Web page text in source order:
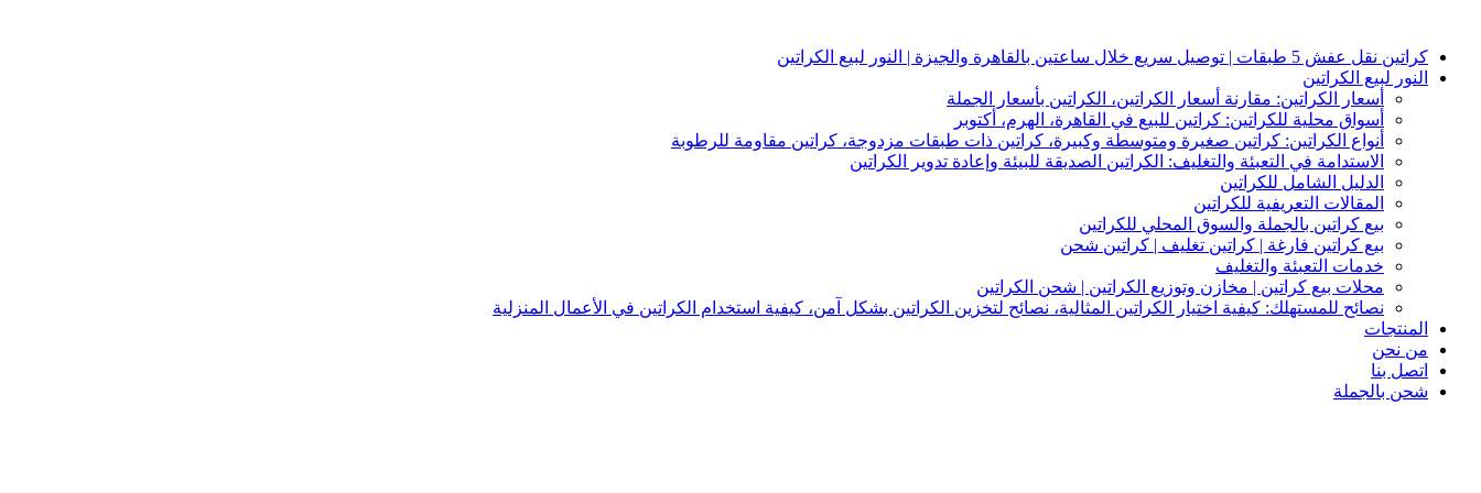
contentكراتين نقل عفش 5 طبقات | توصيل سريع خلال ساعتين بالقاهرة والجيزة | النور لبيع الكراتين
النور لبيع الكراتين
أسعار الكراتين: مقارنة أسعار الكراتين، الكراتين بأسعار الجملة
أسواق محلية للكراتين: كراتين للبيع في القاهرة، الهرم، أكتوبر
أنواع الكراتين: كراتين صغيرة ومتوسطة وكبيرة، كراتين ذات طبقات مزدوجة، كراتين مقاومة للرطوبة
الاستدامة في التعبئة والتغليف: الكراتين الصديقة للبيئة وإعادة تدوير الكراتين
الدليل الشامل للكراتين
المقالات التعريفية للكراتين
بيع كراتين بالجملة والسوق المحلي للكراتين
بيع كراتين فارغة | كراتين تغليف | كراتين شحن
خدمات التعبئة والتغليف
محلات بيع كراتين | مخازن وتوزيع الكراتين | شحن الكراتين
نصائح للمستهلك: كيفية اختيار الكراتين المثالية، نصائح لتخزين الكراتين بشكل آمن، كيفية استخدام الكراتين في الأعمال المنزلية
المنتجات
من نحن
اتصل بنا
شحن بالجملة